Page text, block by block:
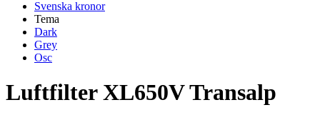
Svenska kronor
Tema
Dark
Grey
Osc
Luftfilter XL650V Transalp